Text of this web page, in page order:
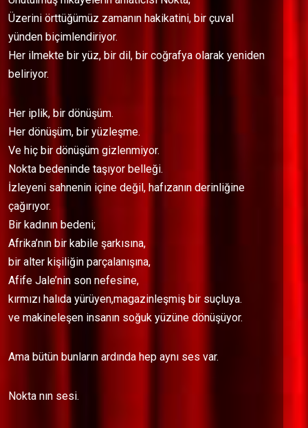
Üzerini örttüğümüz zamanın hakikatini, bir çuval
yünden biçimlendiriyor.
Her ilmekte bir yüz, bir dil, bir coğrafya olarak yeniden
beliriyor.
Her iplik, bir dönüşüm.
Her dönüşüm, bir yüzleşme.
Ve hiç bir dönüşüm gizlenmiyor.
Nokta bedeninde taşıyor belleği.
İzleyeni sahnenin içine değil, hafızanın derinliğine
çağırıyor.
Bir kadının bedeni;
Afrika’nın bir kabile şarkısına,
bir alter kişiliğin parçalanışına,
Afife Jale’nin son nefesine,
kırmızı halıda yürüyen,magazinleşmiş bir suçluya.
ve makineleşen insanın soğuk yüzüne dönüşüyor.
Ama bütün bunların ardında hep aynı ses var.
Nokta nın sesi.